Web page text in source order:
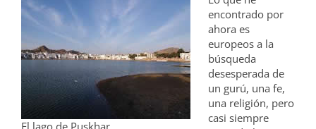
El lago de Puskhar
encontrado por
ahora es
europeos a la
búsqueda
desesperada de
un gurú, una fe,
una religión, pero
casi siempre